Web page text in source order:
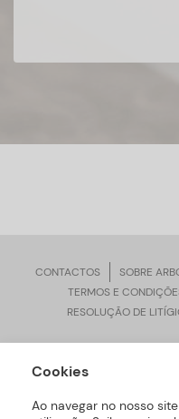
CONTACTOS SOBRE
TERMOS E
RESOLUÇÃO DE
ARBORETTO © Todos os
Cookies
Ao navegar no nosso